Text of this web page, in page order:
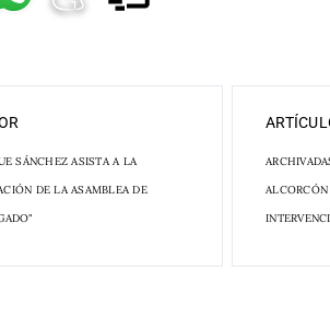
SÁNCHEZ ASISTA A LA
DE LA ASAMBLEA DE